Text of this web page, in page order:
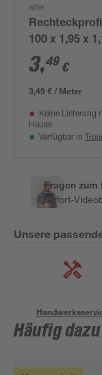
alfer
100 x 1,95 x
3,49 €
3,49 € / Meter
Keine Lieferung
Hause
Verfügbar in
Fragen zum
Sofort-
Unsere
Häufig